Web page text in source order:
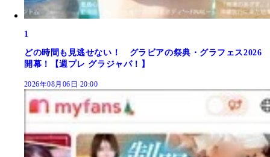
1
どの時間も見逃せない！ グラビアの祭典・グラフェス2026
開幕！【週プレ グラジャパ！】
2026年08月06日 20:00